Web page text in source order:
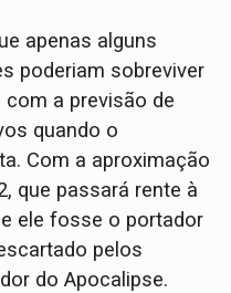
apenas alguns
poderiam sobreviver
a previsão de
quando o
Com a aproximação
que passará rente à
ele fosse o portador
pelos
do Apocalipse.